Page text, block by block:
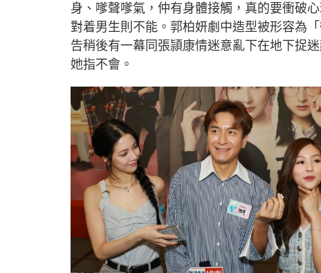
身、嗲聲嗲氣，仲有身體接觸，真的要衝破
對着男生則不能。郭柏妍劇中造型被形容為
告稍後有一幕同張頴康情迷意亂下在地下捉
她指不會。